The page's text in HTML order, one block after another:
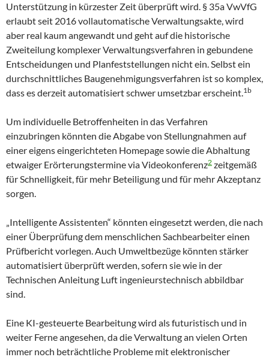
Unterstützung in kürzester Zeit überprüft wird. § 35a VwVfG
erlaubt seit 2016 vollautomatische Verwaltungsakte, wird
aber real kaum angewandt und geht auf die historische
Zweiteilung komplexer Verwaltungsverfahren in gebundene
Entscheidungen und Planfeststellungen nicht ein. Selbst ein
durchschnittliches Baugenehmigungsverfahren ist so komplex,
dass es derzeit automatisiert schwer umsetzbar erscheint.1b
Um individuelle Betroffenheiten in das Verfahren
einzubringen könnten die Abgabe von Stellungnahmen auf
einer eigens eingerichteten Homepage sowie die Abhaltung
etwaiger Erörterungstermine via Videokonferenz2 zeitgemäß
für Schnelligkeit, für mehr Beteiligung und für mehr Akzeptanz
sorgen.
„Intelligente Assistenten“ könnten eingesetzt werden, die nach
einer Überprüfung dem menschlichen Sachbearbeiter einen
Prüfbericht vorlegen. Auch Umweltbezüge könnten stärker
automatisiert überprüft werden, sofern sie wie in der
Technischen Anleitung Luft ingenieurstechnisch abbildbar
sind.
Eine KI-gesteuerte Bearbeitung wird als futuristisch und in
weiter Ferne angesehen, da die Verwaltung an vielen Orten
immer noch beträchtliche Probleme mit elektronischer